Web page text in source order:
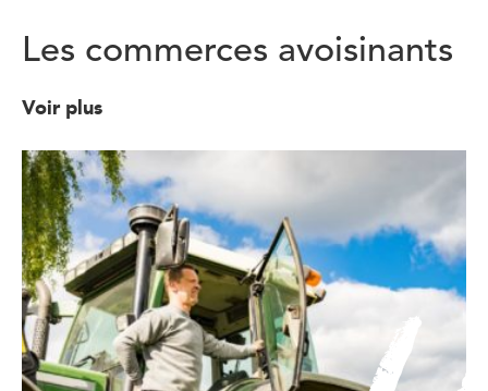
Les commerces avoisinants
Voir plus